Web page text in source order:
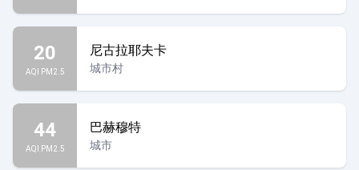
20
AQI PM2.5
尼古拉耶夫卡
城市村
44
AQI PM2.5
巴赫穆特
城市